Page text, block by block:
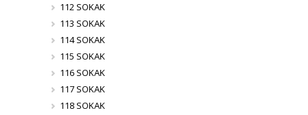
112 SOKAK
113 SOKAK
114 SOKAK
115 SOKAK
116 SOKAK
117 SOKAK
118 SOKAK